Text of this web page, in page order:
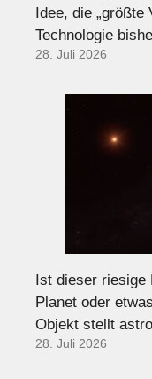
Idee, die „größte
Technologie
28. Juli 2026
Ist dieser riesige
Planet oder
Objekt stellt
28. Juli 2026